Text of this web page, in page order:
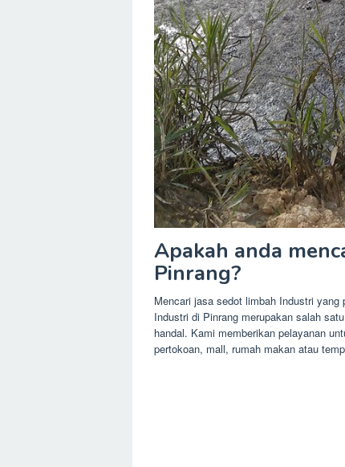
Apakah anda
Pinrang?
Mencari jasa sedot limbah Industri
Industri di Pinrang merupakan salah
handal. Kami memberikan pelayanan
pertokoan, mall, rumah makan atau